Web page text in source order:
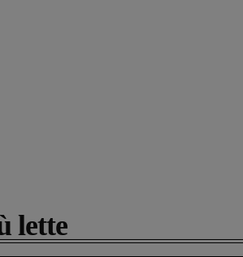
lette